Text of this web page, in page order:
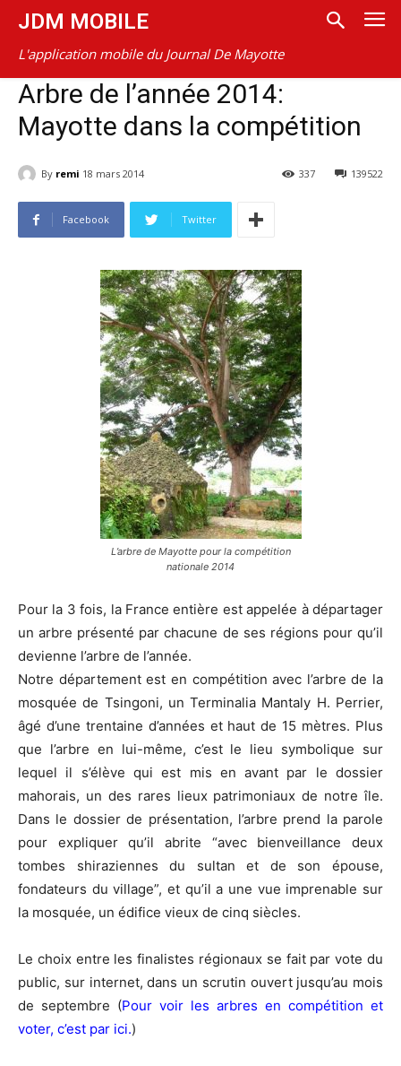
JDM MOBILE
L'application mobile du Journal De Mayotte
Arbre de l’année 2014:
Mayotte dans la compétition
By remi 18 mars 2014 139522
337
Facebook Twitter
L’arbre de Mayotte pour la compétition
nationale 2014
Pour la 3 fois, la France entière est appelée à départager
un arbre présenté par chacune de ses régions pour qu’il
devienne l’arbre de l’année.
Notre département est en compétition avec l’arbre de la
mosquée de Tsingoni, un Terminalia Mantaly H. Perrier,
âgé d’une trentaine d’années et haut de 15 mètres. Plus
que l’arbre en lui-même, c’est le lieu symbolique sur
lequel il s’élève qui est mis en avant par le dossier
mahorais, un des rares lieux patrimoniaux de notre île.
Dans le dossier de présentation, l’arbre prend la parole
pour expliquer qu’il abrite “avec bienveillance deux
tombes shiraziennes du sultan et de son épouse,
fondateurs du village”, et qu’il a une vue imprenable sur
la mosquée, un édifice vieux de cinq siècles.
Le choix entre les finalistes régionaux se fait par vote du
public, sur internet, dans un scrutin ouvert jusqu’au mois
de septembre (Pour voir les arbres en compétition et
voter, c’est par ici.)